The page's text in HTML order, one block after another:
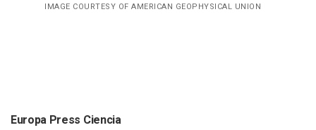
IMAGE COURTESY OF AMERICAN GEOPHYSICAL UNION
Europa Press Ciencia